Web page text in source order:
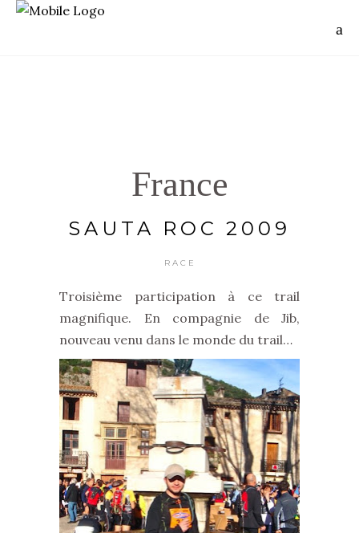
France
SAUTA ROC 2009
RACE
Troisième participation à ce trail
magnifique. En compagnie de Jib,
nouveau venu dans le monde du trail…